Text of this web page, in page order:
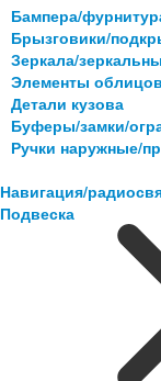
Бампера/
Брызговики/
Зеркала/
Элементы
Детали кузова
Буферы/замки/
Ручки наружные/
Навигация/
Подвеска